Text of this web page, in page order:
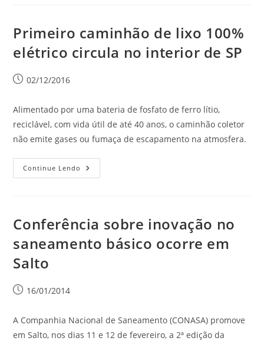
Primeiro caminhão de lixo 100%
elétrico circula no interior de SP
02/12/2016
Alimentado por uma bateria de fosfato de ferro lítio,
reciclável, com vida útil de até 40 anos, o caminhão coletor
não emite gases ou fumaça de escapamento na atmosfera.
Continue Lendo
Conferência sobre inovação no
saneamento básico ocorre em
Salto
16/01/2014
A Companhia Nacional de Saneamento (CONASA) promove
em Salto, nos dias 11 e 12 de fevereiro, a 2ª edição da